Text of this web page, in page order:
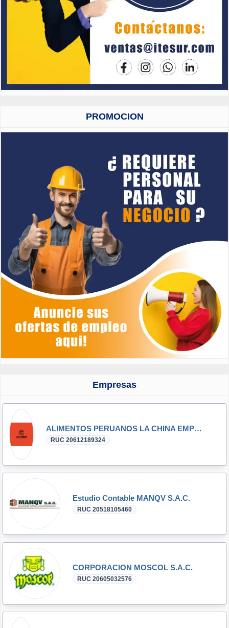
PROMOCION
Empresas
ALIMENTOS PERUANOS LA CHINA EMPRESA INDIVIDUAL DE RESPONSABILIDAD LIMITADA
RUC 20612189324
Estudio Contable MANQV S.A.C.
RUC 20518105460
CORPORACION MOSCOL S.A.C.
RUC 20605032576